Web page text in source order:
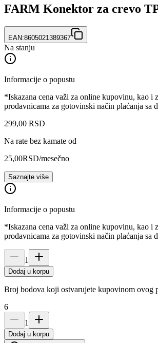
FARM Konektor za crevo
EAN:8605021389367
Na stanju
Informacije o popustu
*Iskazana cena važi za online kupovinu, kao i
prodavnicama za gotovinski način plaćanja sa
299,00 RSD
Na rate bez kamate od
25,00RSD/mesečno
Saznajte više
Informacije o popustu
*Iskazana cena važi za online kupovinu, kao i
prodavnicama za gotovinski način plaćanja sa
1
Dodaj u korpu
Broj bodova koji ostvarujete kupovinom ovog
6
1
Dodaj u korpu